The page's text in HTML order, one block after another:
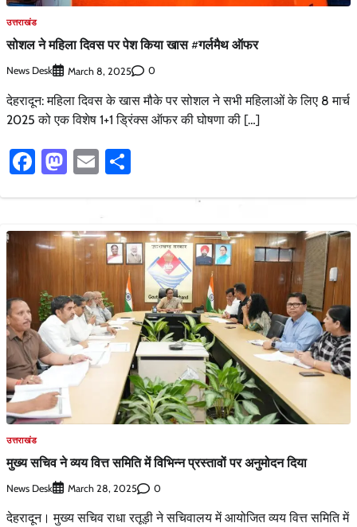
उत्तराखंड
सोशल ने महिला दिवस पर पेश किया खास #गर्लमैथ ऑफर
News Desk March 8, 2025 0
देहरादून: महिला दिवस के खास मौके पर सोशल ने सभी महिलाओं के लिए 8 मार्च
2025 को एक विशेष 1+1 ड्रिंक्स ऑफर की घोषणा की […]
Facebook
Mastodon
Email
उत्तराखंड
मुख्य सचिव ने व्यय वित्त समिति में विभिन्न प्रस्तावों पर अनुमोदन दिया
News Desk March 28, 2025 0
देहरादून। मुख्य सचिव राधा रतूड़ी ने सचिवालय में आयोजित व्यय वित्त समिति में